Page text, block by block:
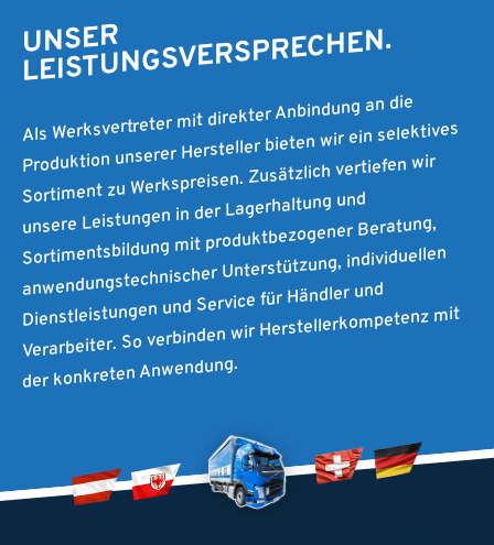
UNSER
LEISTUNGSVERSPRECHEN.
Als Werksvertreter mit direkter Anbindung an die
Produktion unserer Hersteller bieten wir ein selektives
Sortiment zu Werkspreisen. Zusätzlich vertiefen wir
unsere Leistungen in der Lagerhaltung und
Sortimentsbildung mit produktbezogener Beratung,
anwendungstechnischer Unterstützung, individuellen
Dienstleistungen und Service für Händler und
Verarbeiter. So verbinden wir Herstellerkompetenz mit
der konkreten Anwendung.